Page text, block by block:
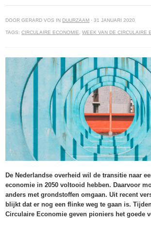
DOOR GERARD VOS IN DUURZAAM · 31 JANUARI 2020
TAGS:CIRCULAIRE ECONOMIE,WEEK VAN DE CIRCULAIRE
De Nederlandse overheid wil de transitie naar
economie in 2050 voltooid hebben. Daarvoor
anders met grondstoffen omgaan. Uit recent
blijkt dat er nog een flinke weg te gaan is.
Circulaire Economie geven pioniers het goede